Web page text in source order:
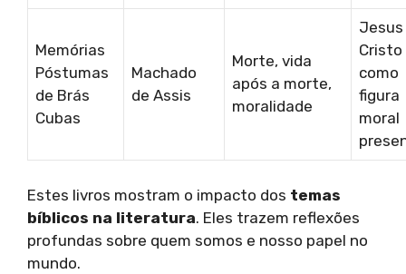
Memórias
Póstumas
de Brás
Cubas
Machado
de Assis
Morte, vida
após a morte,
moralidade
Jesus
Cristo
como
figura
moral
Estes livros mostram o impacto dos temas
bíblicos na literatura. Eles trazem reflexões
profundas sobre quem somos e nosso papel no
mundo.